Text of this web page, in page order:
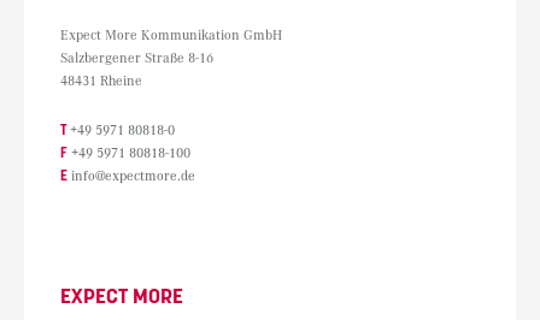
Expect More Kommunikation GmbH
Salzbergener Straße 8-16
48431 Rheine
T +49 5971 80818-0
F +49 5971 80818-100
E info@expectmore.de
EXPECT MORE